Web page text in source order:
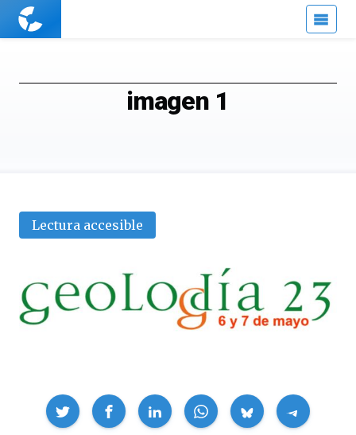
Cuaderno
imagen 1
Lectura accesible
Compartir